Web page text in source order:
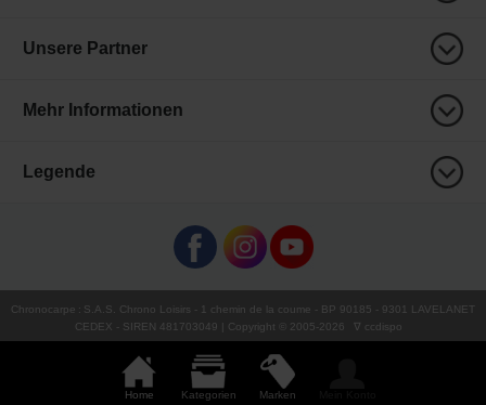
Home Kategorien Marken
Unsere Partner
Mehr Informationen
Legende
Chronocarpe : S.A.S. Chrono Loisirs - 1 chemin de la coume - BP 90185 - 9301 LAVELANET
CEDEX - SIREN 481703049 | Copyright © 2005-2026 ∇ ccdispo